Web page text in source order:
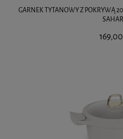
GARNEK TYTANOWY Z POKRYWĄ
169,00